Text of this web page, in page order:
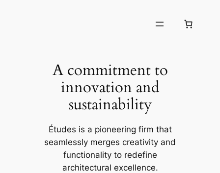
A commitment to
innovation and
sustainability
Études is a pioneering firm that
seamlessly merges creativity and
functionality to redefine
architectural excellence.